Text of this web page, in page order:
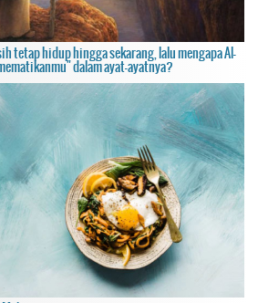
tetap hidup hingga sekarang, lalu mengapa Al-
dalam ayat-ayatnya?